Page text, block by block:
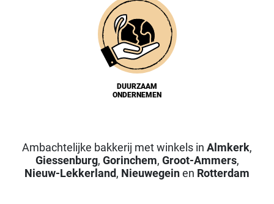
DUURZAAM
ONDERNEMEN
Ambachtelijke bakkerij met winkels in Almkerk,
Giessenburg, Gorinchem, Groot-Ammers,
Nieuw-Lekkerland, Nieuwegeinen Rotterdam